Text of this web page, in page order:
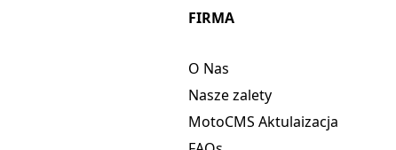
FIRMA
O Nas
Nasze zalety
MotoCMS Aktulaizacja